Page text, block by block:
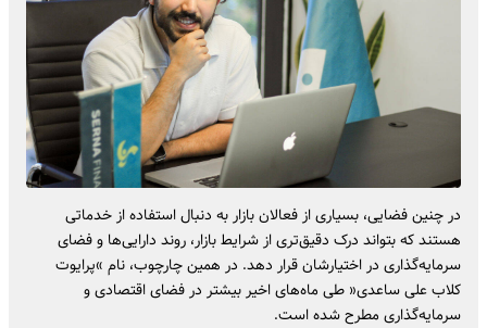
در چنین فضایی، بسیاری از فعالان بازار به دنبال استفاده از خدماتی
هستند که بتواند درک دقیق‌تری از شرایط بازار، روند دارایی‌ها و فضای
سرمایه‌گذاری در اختیارشان قرار دهد. در همین چارچوب، نام »پرایوت
کلاب علی ساعدی« طی ماه‌های اخیر بیشتر در فضای اقتصادی و
سرمایه‌گذاری مطرح شده است.